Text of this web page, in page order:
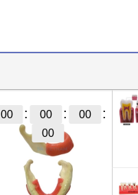
00 : 00 : 00 :
00